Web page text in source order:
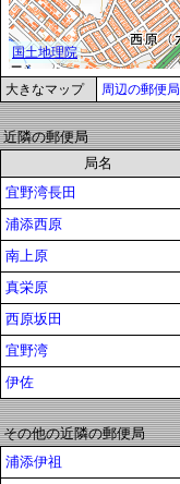
大きなマップ 周辺の郵便局
近隣の郵便局
局名
宜野湾長田
浦添西原
南上原
真栄原
西原坂田
宜野湾
伊佐
その他の近隣の郵便局
浦添伊祖